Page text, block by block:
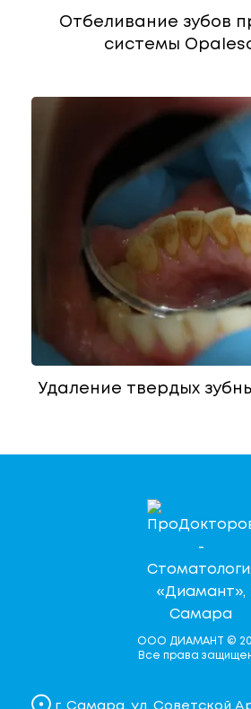
Отбеливание зубов
системы
Удаление твердых
ООО ДИАМАНТ ©
Все права